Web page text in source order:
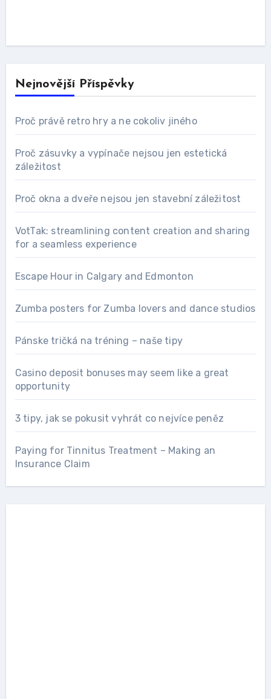
Nejnovější Příspěvky
Proč právě retro hry a ne cokoliv jiného
Proč zásuvky a vypínače nejsou jen estetická
záležitost
Proč okna a dveře nejsou jen stavební záležitost
VotTak: streamlining content creation and sharing
for a seamless experience
Escape Hour in Calgary and Edmonton
Zumba posters for Zumba lovers and dance studios
Pánske tričká na tréning – naše tipy
Casino deposit bonuses may seem like a great
opportunity
3 tipy, jak se pokusit vyhrát co nejvíce peněz
Paying for Tinnitus Treatment – Making an
Insurance Claim